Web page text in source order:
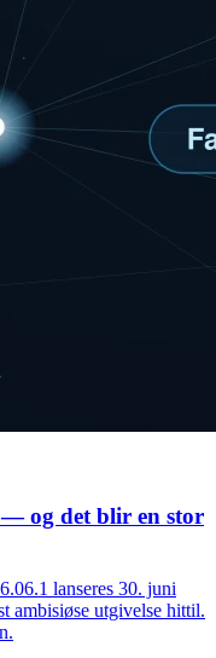
og det blir en stor
lanseres 30. juni
ambisiøse utgivelse hittil.